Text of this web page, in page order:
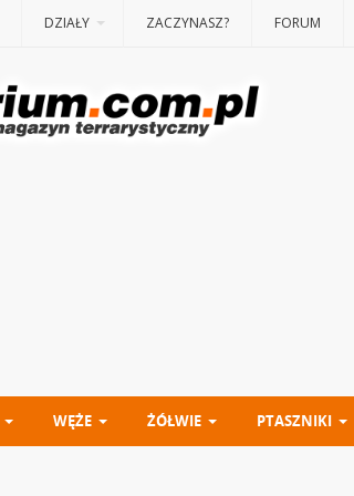
DZIAŁY ZACZYNASZ? FORUM
WĘŻE ŻÓŁWIE PTASZNIKI